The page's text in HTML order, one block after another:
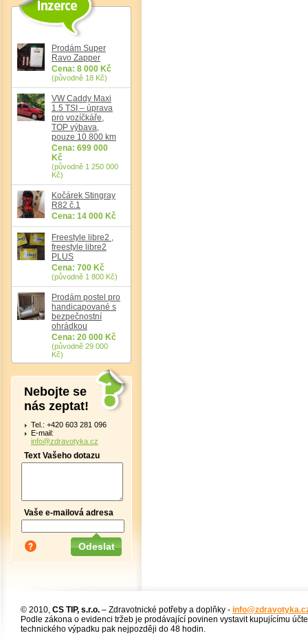
Prodám Super
Ravo Zapper
Cena: 8 000 Kč
(původně 18 Kč)
VW Caddy Maxi
1.5 TSI – úprava
pro vozíčkáře,
TOP výbava,
pouze 10 800 km
Cena: 699 000
Kč
(původně 1 250 000
Kč)
Kočárek Stingray
R82 č.1
Cena: 14 000 Kč
Freestyle libre2 ,
freestyle libre2
PLUS
Cena: 700 Kč
(původně 1 800 Kč)
Prodám postel pro
handicapované s
bezpečnostní
ohrádkou
Cena: 20 000 Kč
(původně 29 000
Kč)
Nebojte se
nás zeptat!
Tel.: +420 603 281 096
E-mail:
info@zdravotyka.cz
Text Vašeho dotazu
Vaše e-mailová adresa
© 2010, CS TIP, s.r.o. – Zdravotnické potřeby a doplňky -
Podle zákona o evidenci tržeb je prodávající povinen vystavit kupujícímu
technického výpadku pak nejpozději do 48 hodin.